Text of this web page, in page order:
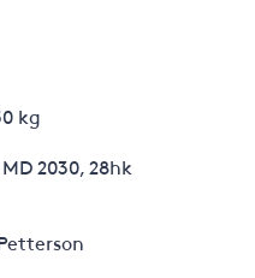
kg
2030, 28hk